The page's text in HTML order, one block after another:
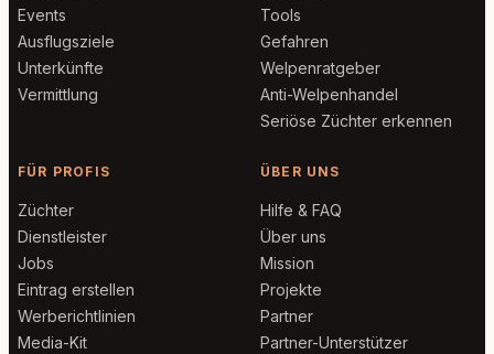
Events
Ausflugsziele
Unterkünfte
Vermittlung
Tools
Gefahren
Welpenratgeber
Anti-Welpenhandel
Seriöse Züchter erkennen
FÜR PROFIS
Züchter
Dienstleister
Jobs
Eintrag erstellen
Werberichtlinien
Media-Kit
ÜBER UNS
Hilfe & FAQ
Über uns
Mission
Projekte
Partner
Partner-Unterstützer